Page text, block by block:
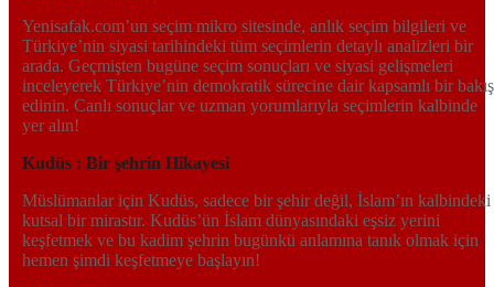
Yenisafak.com’un seçim mikro sitesinde, anlık seçim bilgileri ve
Türkiye’nin siyasi tarihindeki tüm seçimlerin detaylı analizleri bir
arada. Geçmişten bugüne seçim sonuçları ve siyasi gelişmeleri
inceleyerek Türkiye’nin demokratik sürecine dair kapsamlı bir bakış
edinin. Canlı sonuçlar ve uzman yorumlarıyla seçimlerin kalbinde
yer alın!
Kudüs : Bir şehrin Hikayesi
Müslümanlar için Kudüs, sadece bir şehir değil, İslam’ın kalbindeki
kutsal bir mirastır. Kudüs’ün İslam dünyasındaki eşsiz yerini
keşfetmek ve bu kadim şehrin bugünkü anlamına tanık olmak için
hemen şimdi keşfetmeye başlayın!